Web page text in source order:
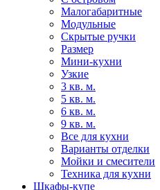
Малогабаритные
Модульные
Скрытые ручки
Размер
Мини-кухни
Узкие
3 кв. м.
5 кв. м.
6 кв. м.
9 кв. м.
Все для кухни
Варианты отделки
Мойки и смесители
Техника для кухни
Шкафы-купе